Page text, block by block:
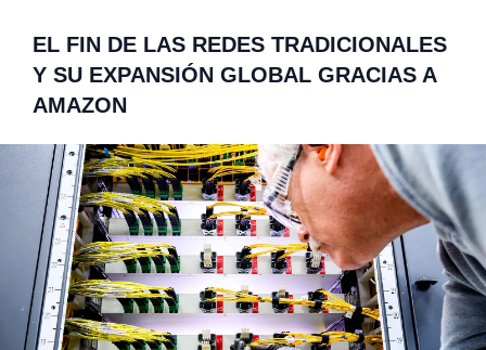
EL FIN DE LAS REDES TRADICIONALES
Y SU EXPANSIÓN GLOBAL GRACIAS A
AMAZON